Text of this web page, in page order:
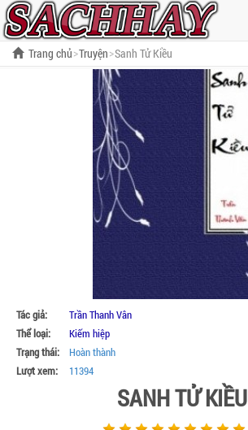
Trang chủ Truyện Sanh Tử Kiều
Tác giả:
Trần Thanh Vân
Thể loại:
Kiếm hiệp
Trạng thái:
Hoàn thành
Lượt xem:
11394
SANH TỬ KIỀU